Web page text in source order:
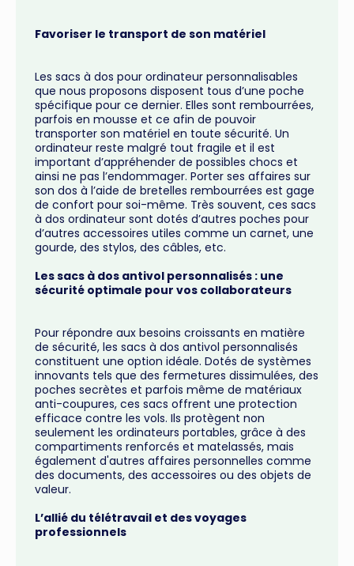
Favoriser le transport de son matériel
Les sacs à dos pour ordinateur personnalisables
que nous proposons disposent tous d’une poche
spécifique pour ce dernier. Elles sont rembourrées,
parfois en mousse et ce afin de pouvoir
transporter son matériel en toute sécurité. Un
ordinateur reste malgré tout fragile et il est
important d’appréhender de possibles chocs et
ainsi ne pas l’endommager. Porter ses affaires sur
son dos à l’aide de bretelles rembourrées est gage
de confort pour soi-même. Très souvent, ces sacs
à dos ordinateur sont dotés d’autres poches pour
d’autres accessoires utiles comme un carnet, une
gourde, des stylos, des câbles, etc.
Les sacs à dos antivol personnalisés : une
sécurité optimale pour vos collaborateurs
Pour répondre aux besoins croissants en matière
de sécurité, les sacs à dos antivol personnalisés
constituent une option idéale. Dotés de systèmes
innovants tels que des fermetures dissimulées, des
poches secrètes et parfois même de matériaux
anti-coupures, ces sacs offrent une protection
efficace contre les vols. Ils protègent non
seulement les ordinateurs portables, grâce à des
compartiments renforcés et matelassés, mais
également d'autres affaires personnelles comme
des documents, des accessoires ou des objets de
valeur.
L’allié du télétravail et des voyages
professionnels